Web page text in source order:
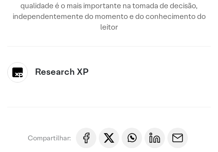
qualidade é o mais importante na tomada de decisão,
independentemente do momento e do conhecimento do
leitor
Research XP
Compartilhar: